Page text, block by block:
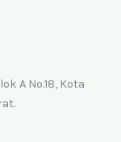
A No.18, Kota